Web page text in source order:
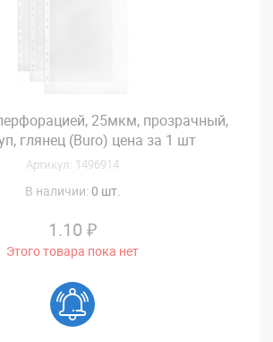
25мкм, прозрачный,
глянец (Buro) цена за 1 шт
Артикул: 1496914
В наличии: 0 шт.
1.10 ₽
Этого товара пока нет